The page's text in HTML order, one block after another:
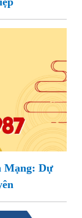
Mạng: Dự